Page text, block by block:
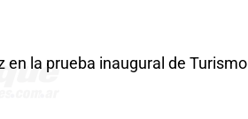
en la prueba inaugural de Turismo